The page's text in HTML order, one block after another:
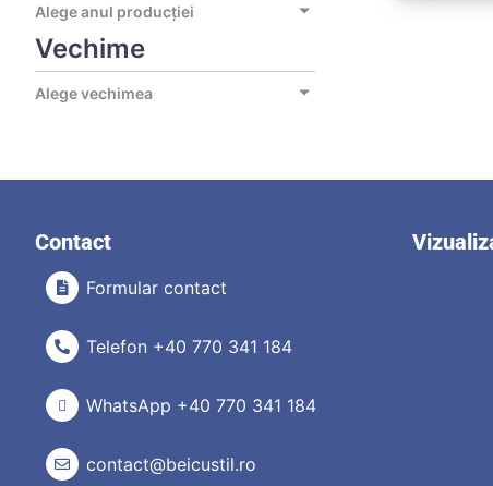
Alege anul producției
Vechime
Alege vechimea
Contact
Formular contact
Telefon +40 770 341 184
WhatsApp +40 770 341 184
contact@beicustil.ro